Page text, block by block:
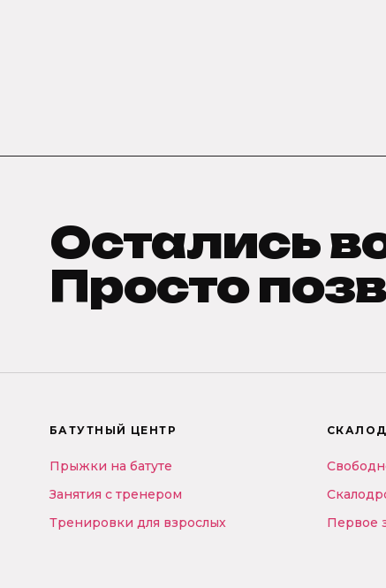
Остались
Просто
БАТУТНЫЙ ЦЕНТР
Прыжки на батуте
Занятия с тренером
Тренировки для взрослых
Первое